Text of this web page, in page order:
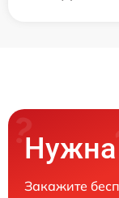
Нужна
Закажите